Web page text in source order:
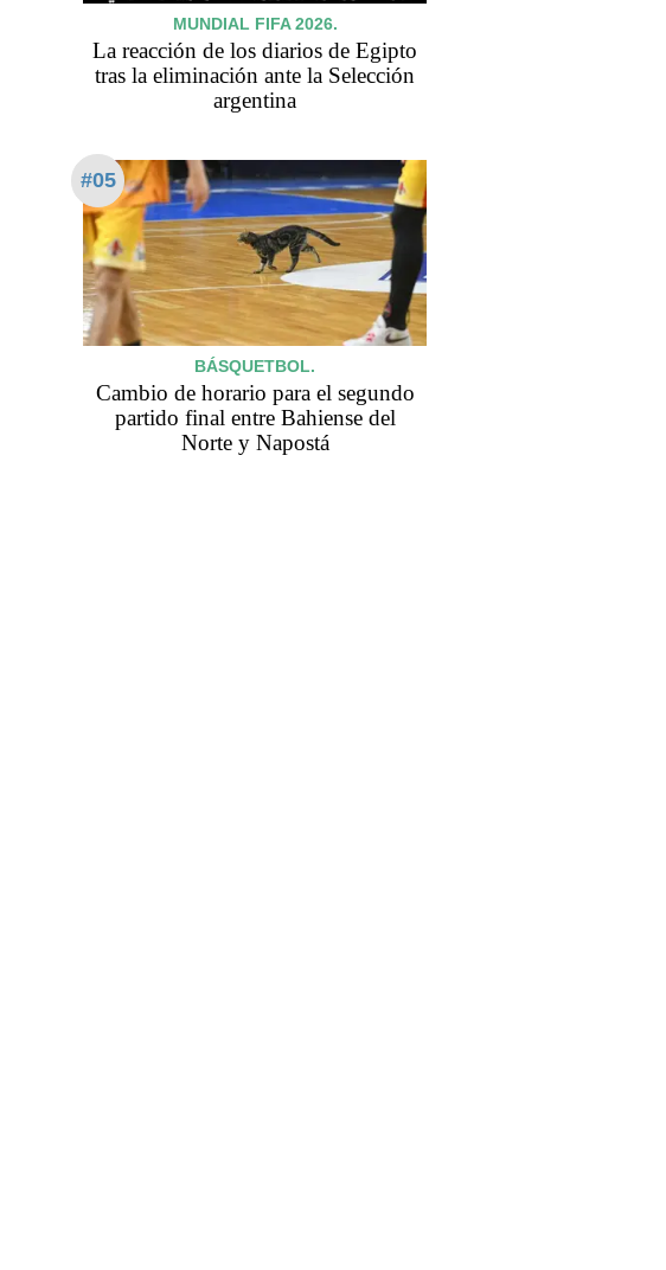
MUNDIAL FIFA 2026.
La reacción de los diarios de Egipto
tras la eliminación ante la Selección
argentina
#05
BÁSQUETBOL.
Cambio de horario para el segundo
partido final entre Bahiense del
Norte y Napostá